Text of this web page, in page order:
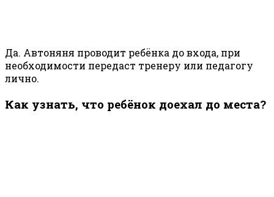
Да. Автоняня проводит ребёнка до входа, при
необходимости передаст тренеру или педагогу
лично.
Как узнать, что ребёнок доехал до места?